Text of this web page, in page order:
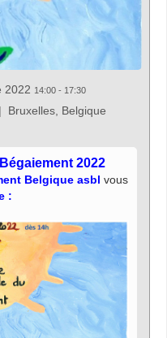
2022 14:00- 17:30
| Bruxelles, Belgique
2022
Belgique asbl vous
: